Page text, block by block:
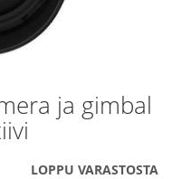
ja gimbal
LOPPU VARASTOSTA